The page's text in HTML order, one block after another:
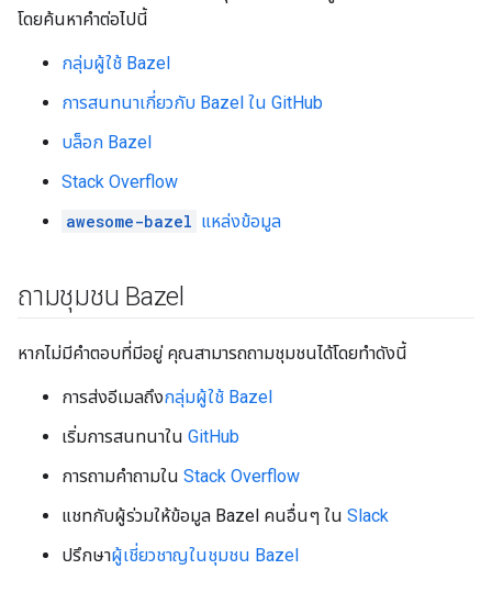
โดยค้นหาคำต่อไปนี้
กลุ่มผู้ใช้ Bazel
การสนทนาเกี่ยวกับ Bazel ใน GitHub
บล็อก Bazel
Stack Overflow
awesome-bazel แหล่งข้อมูล
ถามชุมชน Bazel
หากไม่มีคำตอบที่มีอยู่ คุณสามารถถามชุมชนได้โดยทำดังนี้
การส่งอีเมลถึงกลุ่มผู้ใช้ Bazel
เริ่มการสนทนาใน GitHub
การถามคำถามใน Stack Overflow
แชทกับผู้ร่วมให้ข้อมูล Bazel คนอื่นๆ ใน Slack
ปรึกษาผู้เชี่ยวชาญในชุมชน Bazel